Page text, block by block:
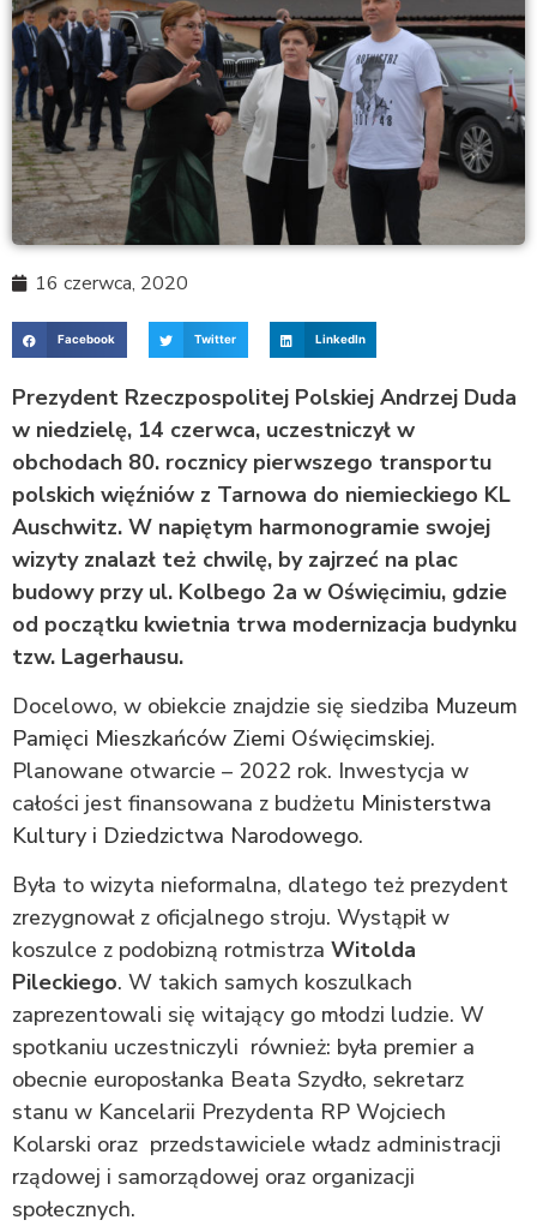
16 czerwca, 2020
Facebook Twitter LinkedIn
Prezydent Rzeczpospolitej Polskiej Andrzej Duda
w niedzielę, 14 czerwca, uczestniczył w
obchodach 80. rocznicy pierwszego transportu
polskich więźniów z Tarnowa do niemieckiego KL
Auschwitz. W napiętym harmonogramie swojej
wizyty znalazł też chwilę, by zajrzeć na plac
budowy przy ul. Kolbego 2a w Oświęcimiu, gdzie
od początku kwietnia trwa modernizacja budynku
tzw. Lagerhausu.
Docelowo, w obiekcie znajdzie się siedziba Muzeum
Pamięci Mieszkańców Ziemi Oświęcimskiej.
Planowane otwarcie – 2022 rok. Inwestycja w
całości jest finansowana z budżetu Ministerstwa
Kultury i Dziedzictwa Narodowego.
Była to wizyta nieformalna, dlatego też prezydent
zrezygnował z oficjalnego stroju. Wystąpił w
koszulce z podobizną rotmistrza Witolda
Pileckiego. W takich samych koszulkach
zaprezentowali się witający go młodzi ludzie. W
spotkaniu uczestniczyli również: była premier a
obecnie europosłanka Beata Szydło, sekretarz
stanu w Kancelarii Prezydenta RP Wojciech
Kolarski oraz przedstawiciele władz administracji
rządowej i samorządowej oraz organizacji
społecznych.